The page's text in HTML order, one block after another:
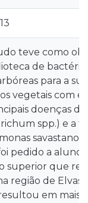
teve como
de
para a
vegetais com
doenças da
spp.) e a
savastanoi
pedido a
superior que
região de
em mais